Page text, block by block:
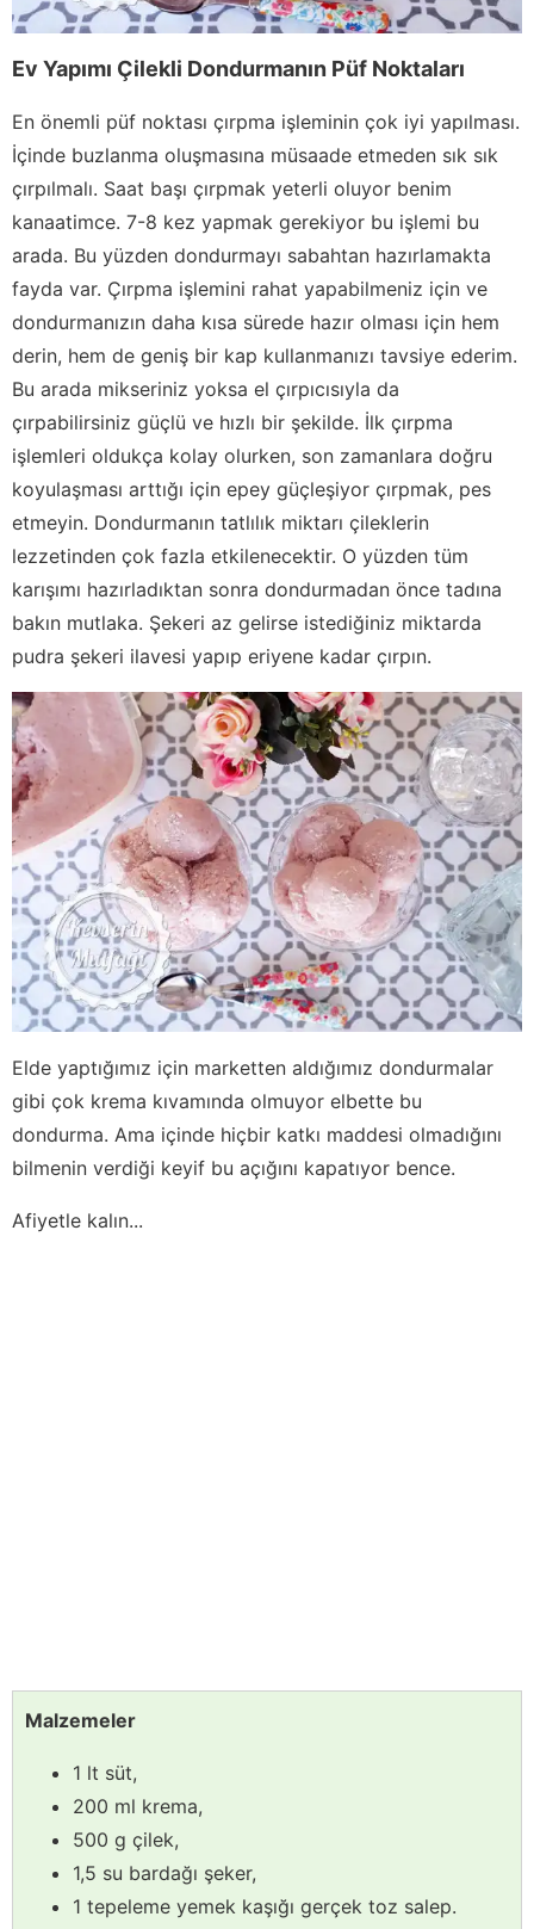
Ev Yapımı Çilekli Dondurmanın Püf Noktaları
En önemli püf noktası çırpma işleminin çok iyi yapılması.
İçinde buzlanma oluşmasına müsaade etmeden sık sık
çırpılmalı. Saat başı çırpmak yeterli oluyor benim
kanaatimce. 7-8 kez yapmak gerekiyor bu işlemi bu
arada. Bu yüzden dondurmayı sabahtan hazırlamakta
fayda var. Çırpma işlemini rahat yapabilmeniz için ve
dondurmanızın daha kısa sürede hazır olması için hem
derin, hem de geniş bir kap kullanmanızı tavsiye ederim.
Bu arada mikseriniz yoksa el çırpıcısıyla da
çırpabilirsiniz güçlü ve hızlı bir şekilde. İlk çırpma
işlemleri oldukça kolay olurken, son zamanlara doğru
koyulaşması arttığı için epey güçleşiyor çırpmak, pes
etmeyin. Dondurmanın tatlılık miktarı çileklerin
lezzetinden çok fazla etkilenecektir. O yüzden tüm
karışımı hazırladıktan sonra dondurmadan önce tadına
bakın mutlaka. Şekeri az gelirse istediğiniz miktarda
pudra şekeri ilavesi yapıp eriyene kadar çırpın.
Elde yaptığımız için marketten aldığımız dondurmalar
gibi çok krema kıvamında olmuyor elbette bu
dondurma. Ama içinde hiçbir katkı maddesi olmadığını
bilmenin verdiği keyif bu açığını kapatıyor bence.
Afiyetle kalın...
Malzemeler
1 lt süt,
200 ml krema,
500 g çilek,
1,5 su bardağı şeker,
1 tepeleme yemek kaşığı gerçek toz salep.